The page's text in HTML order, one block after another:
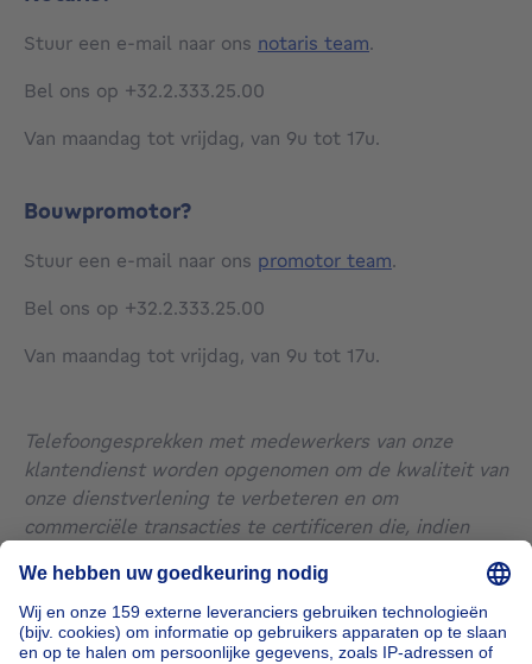
Stuur een e-mail naar ons notaris team.
Bel ons op +32.2.333.25.00
Van maandag tot vrijdag, van 9u tot 17u.
Bouwpromotor?
Stuur een e-mail naar ons promotor team.
Bel ons op +32.2.333.25.00
Van maandag tot vrijdag, van 9u tot 17u.
Telefoongesprekken met medewerkers van onze
klantendienst worden opgenomen om de kwaliteit van
onze dienstverlening te verbeteren en om
commerciële transacties te certificeren die, indien
Particulieren die een vraag en/of klacht hebben met
betrekking tot de diensten van Immoweb N.V. kunnen